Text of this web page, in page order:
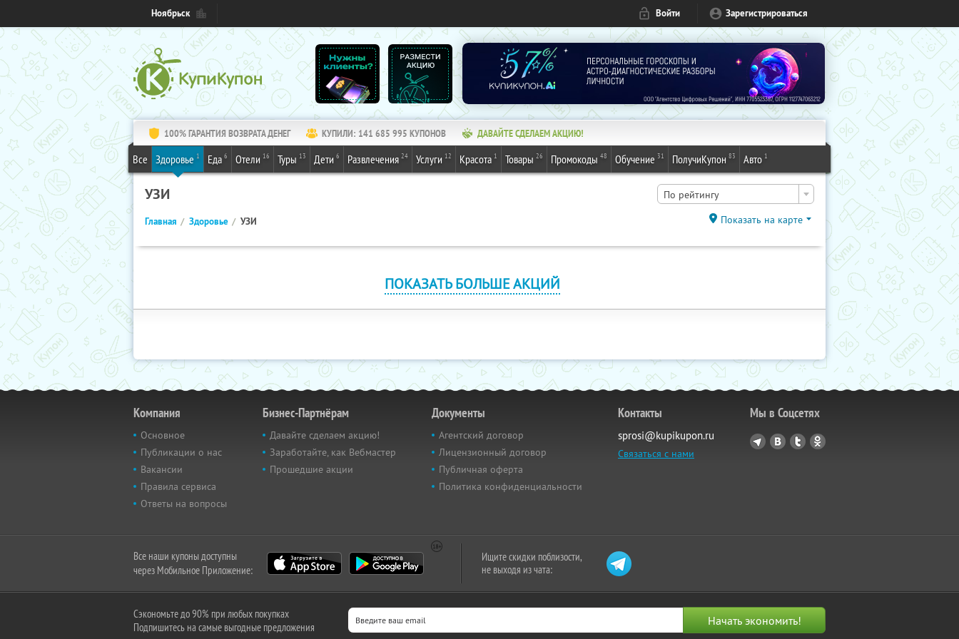
Ноябрьск Войти Зарегистрироваться
100% ГАРАНТИЯ ВОЗВРАТА ДЕНЕГ КУПИЛИ: 141 685 995 КУПОНОВ ДАВАЙТЕ СДЕЛАЕМ АКЦИЮ!
Все Здоровье 1 Еда 6 Отели 16 Туры 13 Дети 6 Развлечения 24 Услуги 12 Красота 1 Товары 26 Промокоды 48 Обучение 31 ПолучиКупон 83 Авто 1
УЗИ По рейтингу
Главная Здоровье УЗИ Показать на карте
ПОКАЗАТЬ БОЛЬШЕ АКЦИЙ
Компания
Основное
Публикации о нас
Вакансии
Правила сервиса
Ответы на вопросы
Бизнес-Партнёрам
Давайте сделаем акцию!
Заработайте, как Вебмастер
Прошедшие акции
Документы
Агентский договор
Лицензионный договор
Публичная оферта
Политика конфиденциальности
Контакты
sprosi@kupikupon.ru
Связаться с нами
Мы в Соцсетях
Все наши купоны доступны
через Мобильное Приложение:
Ищите скидки поблизости,
не выходя из чата:
Сэкономьте до 90% при любых покупках
Подпишитесь на самые выгодные предложения